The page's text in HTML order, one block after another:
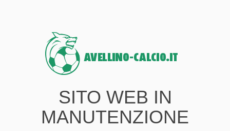
SITO WEB IN
MANUTENZIONE